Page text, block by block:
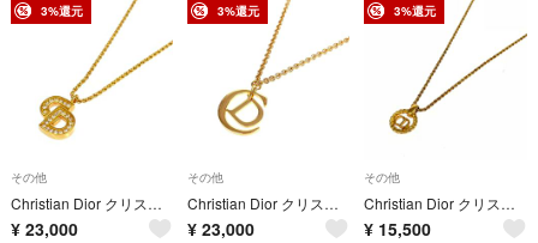
3%還元
その他
Christian Dior クリスチャンディオール ネックレス ラインストーン/GP/ ヴィンテージ/CDロゴ ゴールドカラー レディース / 240001201534
¥ 23,000
3%還元
その他
Christian Dior クリスチャンディオール ネックレス スウィング/GP/ ヴィンテージ/CDロゴ ゴールドカラー レディース / 240001201532
¥ 23,000
3%還元
その他
Christian Dior クリスチャンディオール ネックレス CDロゴ/ツイスト/サークル/GP/ ヴィンテージ ゴールドカラー レディース / 240001205691
¥ 15,500